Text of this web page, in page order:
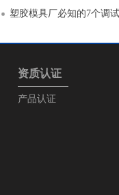
塑胶模具厂必知的7个调
资质认证
产品认证